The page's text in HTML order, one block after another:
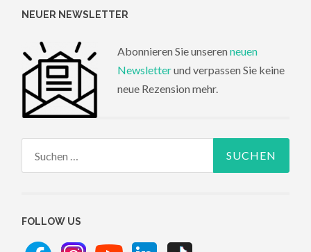
NEUER NEWSLETTER
Abonnieren Sie unseren neuen
Newsletterund verpassen Sie keine
neue Rezension mehr.
FOLLOW US